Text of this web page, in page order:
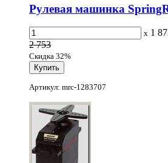
Рулевая машинка
x 1
2 753
Скидка 32%
Артикул: mrc-1283707